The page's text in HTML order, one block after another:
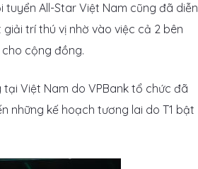
All-Star Việt Nam cũng đã diễn
trí thú vị nhờ vào việc cả 2 bên
cộng đồng.
Việt Nam do VPBank tổ chức đã
những kế hoạch tương lai do T1 bật